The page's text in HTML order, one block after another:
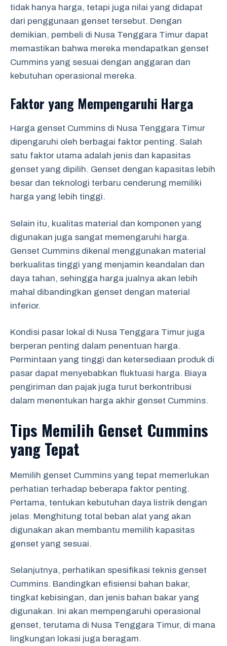
tidak hanya harga, tetapi juga nilai yang didapat
dari penggunaan genset tersebut. Dengan
demikian, pembeli di Nusa Tenggara Timur dapat
memastikan bahwa mereka mendapatkan genset
Cummins yang sesuai dengan anggaran dan
kebutuhan operasional mereka.
Faktor yang Mempengaruhi Harga
Harga genset Cummins di Nusa Tenggara Timur
dipengaruhi oleh berbagai faktor penting. Salah
satu faktor utama adalah jenis dan kapasitas
genset yang dipilih. Genset dengan kapasitas lebih
besar dan teknologi terbaru cenderung memiliki
harga yang lebih tinggi.
Selain itu, kualitas material dan komponen yang
digunakan juga sangat memengaruhi harga.
Genset Cummins dikenal menggunakan material
berkualitas tinggi yang menjamin keandalan dan
daya tahan, sehingga harga jualnya akan lebih
mahal dibandingkan genset dengan material
inferior.
Kondisi pasar lokal di Nusa Tenggara Timur juga
berperan penting dalam penentuan harga.
Permintaan yang tinggi dan ketersediaan produk di
pasar dapat menyebabkan fluktuasi harga. Biaya
pengiriman dan pajak juga turut berkontribusi
dalam menentukan harga akhir genset Cummins.
Tips Memilih Genset Cummins
yang Tepat
Memilih genset Cummins yang tepat memerlukan
perhatian terhadap beberapa faktor penting.
Pertama, tentukan kebutuhan daya listrik dengan
jelas. Menghitung total beban alat yang akan
digunakan akan membantu memilih kapasitas
genset yang sesuai.
Selanjutnya, perhatikan spesifikasi teknis genset
Cummins. Bandingkan efisiensi bahan bakar,
tingkat kebisingan, dan jenis bahan bakar yang
digunakan. Ini akan mempengaruhi operasional
genset, terutama di Nusa Tenggara Timur, di mana
lingkungan lokasi juga beragam.